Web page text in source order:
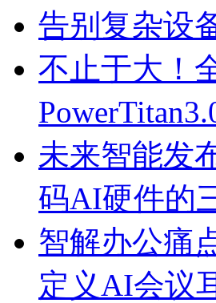
告别复杂设
不止于大！
未来智能发
码AI硬件的
智解办公痛
定义AI会议